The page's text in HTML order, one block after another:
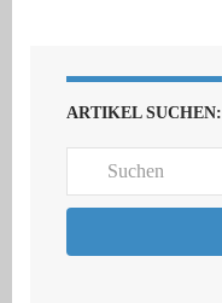
ARTIKEL SUCHEN: